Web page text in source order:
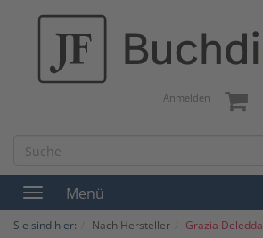
Anmelden
Toggle
navigation
Menü
Sie sind hier: Nach Hersteller Grazia Deledda